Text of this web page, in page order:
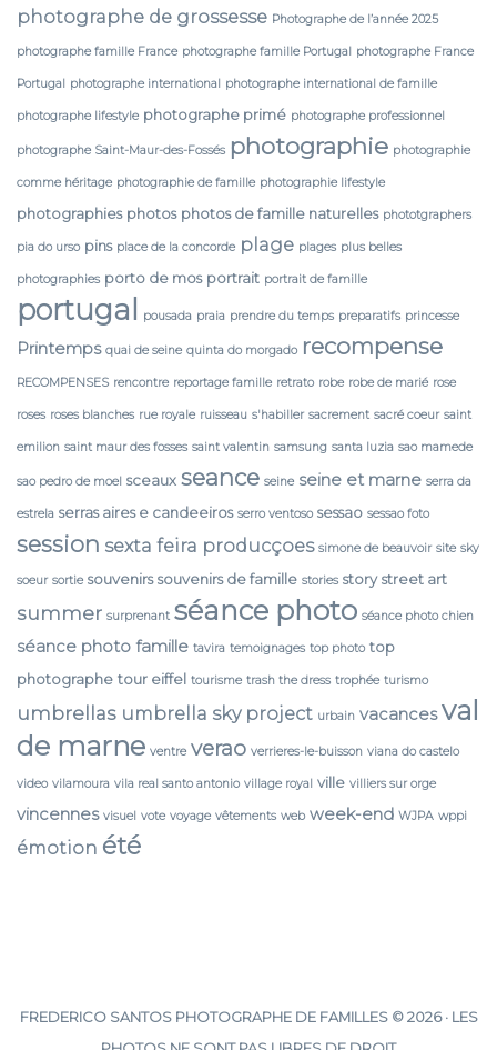
photographe de grossesse Photographe de l’année 2025
photographe famille France photographe famille Portugal photographe France
Portugal photographe international photographe international de famille
photographe lifestyle photographe primé photographe professionnel
photographe Saint-Maur-des-Fossés photographie photographie
comme héritage photographie de famille photographie lifestyle
photographies photos photos de famille naturelles phototgraphers
pia do urso pins place de la concorde plage plages plus belles
photographies porto de mos portrait portrait de famille
portugal pousada praia prendre du temps preparatifs princesse
Printemps quai de seine quinta do morgado recompense
RECOMPENSES rencontre reportage famille retrato robe robe de marié rose
roses roses blanches rue royale ruisseau s'habiller sacrement sacré coeur saint
emilion saint maur des fosses saint valentin samsung santa luzia sao mamede
sao pedro de moel sceaux seance seine seine et marne serra da
estrela serras aires e candeeiros serro ventoso sessao sessao foto
session sexta feira producçoes simone de beauvoir site sky
soeur sortie souvenirs souvenirs de famille stories story street art
summer surprenant séance photo séance photo chien
séance photo famille tavira temoignages top photo top
photographe tour eiffel tourisme trash the dress trophée turismo
umbrellas umbrella sky project urbain vacances val
de marne ventre verao verrieres-le-buisson viana do castelo
video vilamoura vila real santo antonio village royal ville villiers sur orge
vincennes visuel vote voyage vêtements web week-end WJPA wppi
émotion été
FREDERICO SANTOS PHOTOGRAPHE DE FAMILLES © 2026 · LES